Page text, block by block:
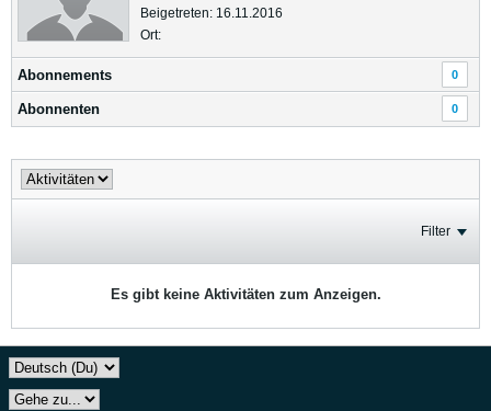
Beigetreten: 16.11.2016
Ort:
Abonnements 0
Abonnenten 0
Filter
Es gibt keine Aktivitäten zum Anzeigen.